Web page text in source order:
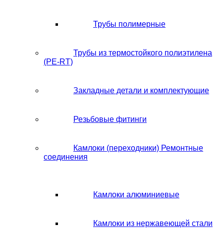
Трубы полимерные
Трубы из термостойкого полиэтилена
(PE-RT)
Закладные детали и комплектующие
Резьбовые фитинги
Камлоки (переходники) Ремонтные
соединения
Камлоки алюминиевые
Камлоки из нержавеющей стали